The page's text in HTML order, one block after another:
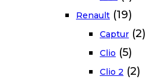
Renault (19)
Captur (2)
Clio (5)
Clio 2 (2)